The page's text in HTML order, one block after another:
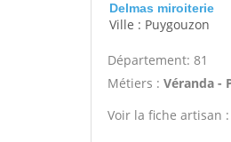
Delmas miroiterie
Ville : Puygouzon
Département: 81
Métiers : Véranda -
Voir la fiche artisan :